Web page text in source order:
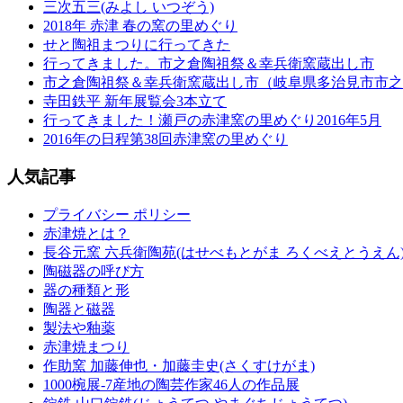
三次五三(みよし いつぞう)
2018年 赤津 春の窯の里めぐり
せと陶祖まつりに行ってきた
行ってきました。市之倉陶祖祭＆幸兵衛窯蔵出し市
市之倉陶祖祭＆幸兵衛窯蔵出し市（岐阜県多治見市市
寺田鉄平 新年展覧会3本立て
行ってきました！瀬戸の赤津窯の里めぐり2016年5月
2016年の日程第38回赤津窯の里めぐり
人気記事
プライバシー ポリシー
赤津焼とは？
長谷元窯 六兵衛陶苑(はせべもとがま ろくべえとうえん
陶磁器の呼び方
器の種類と形
陶器と磁器
製法や釉薬
赤津焼まつり
作助窯 加藤伸也・加藤圭史(さくすけがま)
1000椀展-7産地の陶芸作家46人の作品展